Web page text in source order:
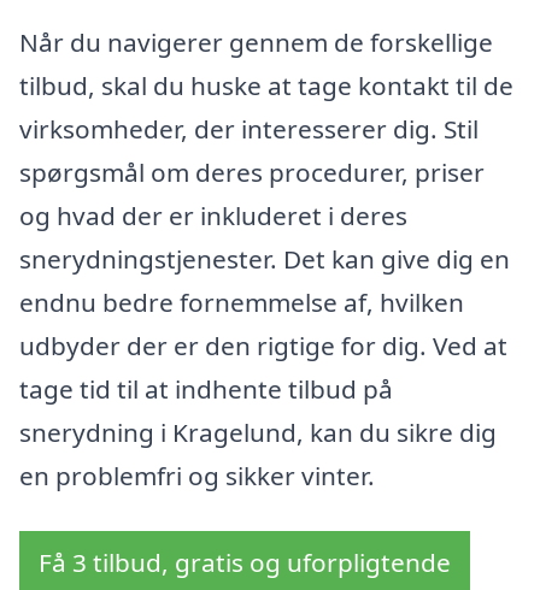
Når du navigerer gennem de forskellige
tilbud, skal du huske at tage kontakt til de
virksomheder, der interesserer dig. Stil
spørgsmål om deres procedurer, priser
og hvad der er inkluderet i deres
snerydningstjenester. Det kan give dig en
endnu bedre fornemmelse af, hvilken
udbyder der er den rigtige for dig. Ved at
tage tid til at indhente tilbud på
snerydning i Kragelund, kan du sikre dig
en problemfri og sikker vinter.
Få 3 tilbud, gratis og uforpligtende